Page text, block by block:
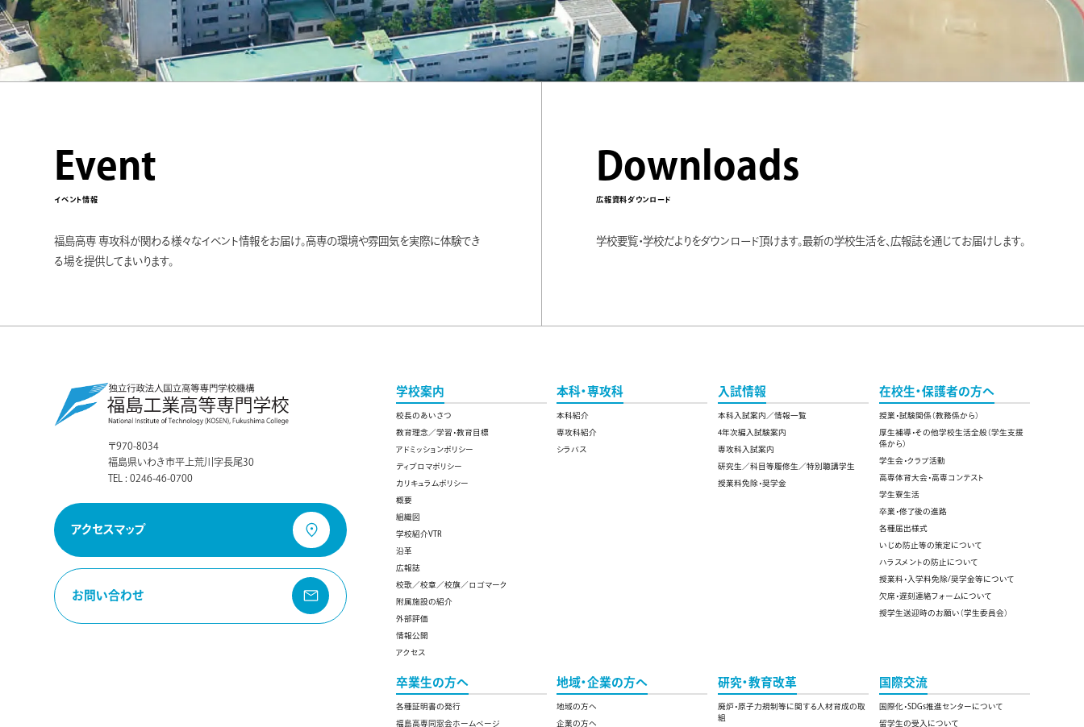
Event
イベント情報
福島高専 専攻科が関わる様々なイベント情報をお届け。高専の環境や雰囲気を実際に体験でき
る場を提供してまいります。
Downloads
広報資料ダウンロード
学校要覧・学校だよりをダウンロード頂けます。最新の学校生活を、広報誌を通じてお届けします。
〒970-8034
福島県いわき市平上荒川字長尾30
TEL : 0246-46-0700
アクセスマップ
お問い合わせ
学校案内
校長のあいさつ
教育理念／学習・教育目標
アドミッションポリシー
ディプロマポリシー
カリキュラムポリシー
概要
組織図
学校紹介VTR
沿革
広報誌
校歌／校章／校旗／ロゴマーク
附属施設の紹介
外部評価
情報公開
アクセス
本科・専攻科
本科紹介
専攻科紹介
シラバス
入試情報
本科入試案内／情報一覧
4年次編入試験案内
専攻科入試案内
研究生／科目等履修生／特別聴講学生
授業料免除・奨学金
在校生・保護者の方へ
授業・試験関係（教務係から）
厚生補導・その他学校生活全般（学生支援
係から）
学生会・クラブ活動
高専体育大会・高専コンテスト
学生寮生活
卒業・修了後の進路
各種届出様式
いじめ防止等の策定について
ハラスメントの防止について
授業料・入学料免除/奨学金等について
欠席・遅刻連絡フォームについて
授学生送迎時のお願い（学生委員会）
卒業生の方へ
各種証明書の発行
福島高専同窓会ホームページ
地域・企業の方へ
地域の方へ
企業の方へ
研究・教育改革
廃炉・原子力規制等に関する人材育成の取
組
国際交流
国際化・SDGs推進センターについて
留学生の受入について